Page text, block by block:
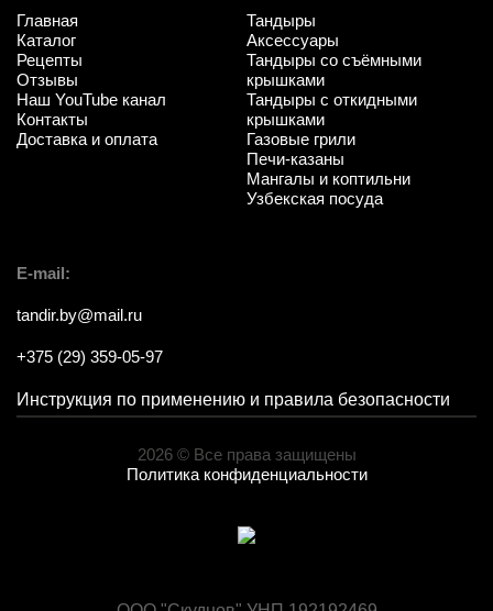
Главная
Каталог
Рецепты
Отзывы
Наш YouTube канал
Контакты
Доставка и оплата
Тандыры
Аксессуары
Тандыры со съёмными
крышками
Тандыры с откидными
крышками
Газовые грили
Печи-казаны
Мангалы и коптильни
Узбекская посуда
E-mail:
tandir.by@mail.ru
+375 (29) 359-05-97
Инструкция по применению и правила безопасности
2026 © Все права защищены
Политика конфиденциальности